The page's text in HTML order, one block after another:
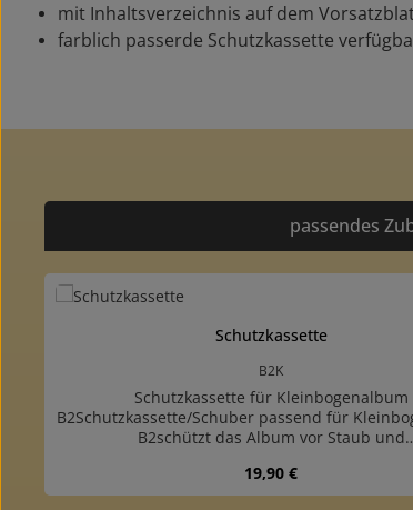
mit Inhaltsverzeichnis auf dem
farblich passerde Schutzkassette
passendes
Produktgalerie überspringen
Schutzkassette
B2K
Schutzkassette für Kleinbogenalbum
B2Schutzkassette/Schuber passend für
B2schützt das Album vor Staub und
verarbeitete Kassette aus stabiler
farblich passendem, strapazierfähigem
Regulärer Preis:
19,90 €